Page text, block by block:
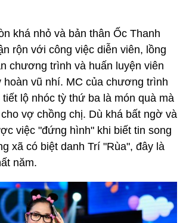
khá nhỏ và bản thân Ốc Thanh
rộn với công việc diễn viên, lồng
chương trình và huấn luyện viên
vũ nhí. MC của chương trình
lộ nhóc tỳ thứ ba là món quà mà
vợ chồng chị. Dù khá bất ngờ và
việc "đứng hình" khi biết tin song
xã có biệt danh Trí "Rùa", đây là
năm.